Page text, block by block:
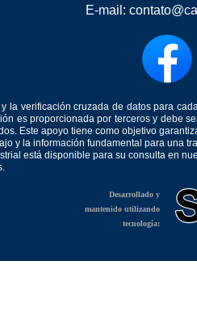
E-mail:
la verificación cruzada de datos para
es proporcionada por terceros y debe
Este apoyo tiene como objetivo
y la información fundamental para una
está disponible para su consulta en
Desarrollado y
mantenido utilizando
tecnología: